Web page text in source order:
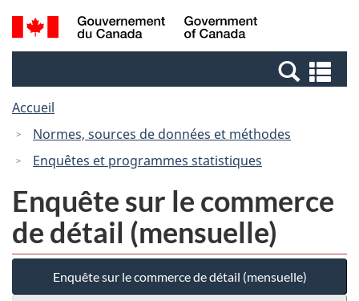
Passer
au
Passer
à
Canada
Recherche
et
et
Accueil
Normes, sources de données et méthodes
Enquêtes et programmes statistiques
Enquête sur le commerce
de détail (mensuelle)
Enquête sur le commerce de détail (mensuelle)